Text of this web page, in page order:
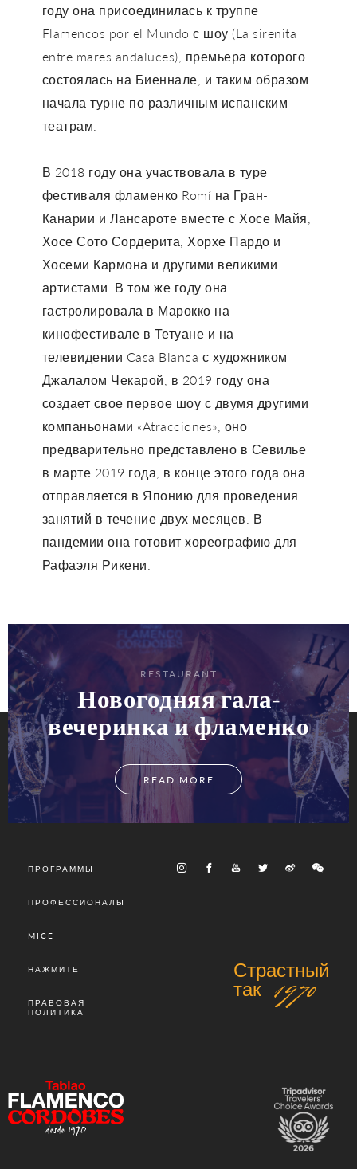
году она присоединилась к труппе
Flamencos por el Mundo с шоу (La sirenita
entre mares andaluces), премьера которого
состоялась на Биеннале, и таким образом
начала турне по различным испанским
театрам.
В 2018 году она участвовала в туре
фестиваля фламенко Romí на Гран-
Канарии и Лансароте вместе с Хосе Майя,
Хосе Сото Сордерита, Хорхе Пардо и
Хосеми Кармона и другими великими
артистами. В том же году она
гастролировала в Марокко на
кинофестивале в Тетуане и на
телевидении Casa Blanca с художником
Джалалом Чекарой, в 2019 году она
создает свое первое шоу с двумя другими
компаньонами «Atracciones», оно
предварительно представлено в Севилье
в марте 2019 года, в конце этого года она
отправляется в Японию для проведения
занятий в течение двух месяцев. В
пандемии она готовит хореографию для
Рафаэля Рикени.
RESTAURANT
Новогодняя гала-
вечеринка и фламенко
READ MORE
ПРОГРАММЫ
ПРОФЕССИОНАЛЫ
MICE
НАЖМИТЕ
ПРАВОВАЯ
ПОЛИТИКА
Страстный
так 1970